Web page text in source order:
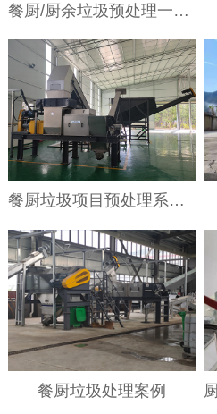
餐厨/厨余垃圾预处理一体机
餐厨垃圾项目预处理系统案例
餐厨垃圾处理案例